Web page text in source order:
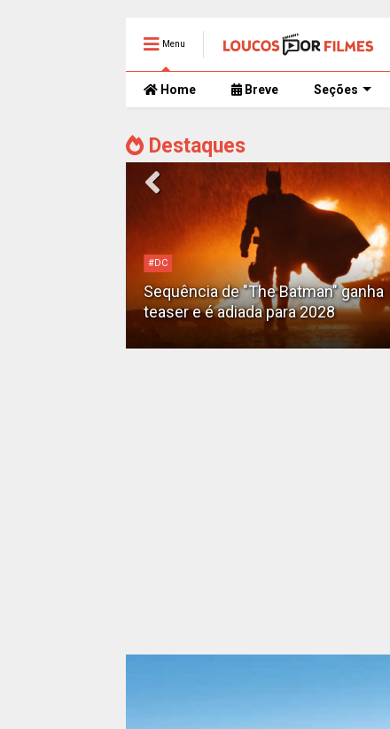
Menu
Home Breve Seções
Destaques
#DC
Sequência de "The Batman" ganha
teaser e é adiada para 2028